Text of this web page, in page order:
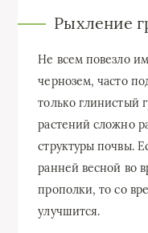
Рыхление
Не всем повезло
чернозем, часто
только глинистый
растений сложно
структуры почвы.
ранней весной во
прополки, то со
улучшится.